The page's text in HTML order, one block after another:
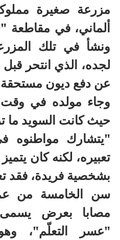
مزرعة صغيرة
ألماني، في مقاطعة
ونشأ في تلك
لجده، الذي انتحر
عن دفع ديون مستحقة
وجاء مولده في
حيث كانت السويد ما
"يتشارك مواطنوه
تعبيره، لكنه كان
بشخصية فريدة، فقد
سن الخامسة من
مصابا بعرض يسمى
"عسر التعلّم"،